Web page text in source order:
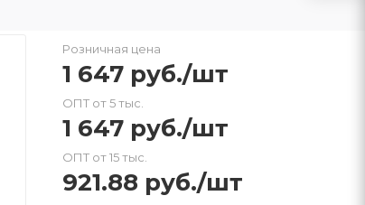
Розничная цена
1 647 руб./шт
ОПТ от 5 тыс.
1 647 руб./шт
ОПТ от 15 тыс.
921.88 руб./шт